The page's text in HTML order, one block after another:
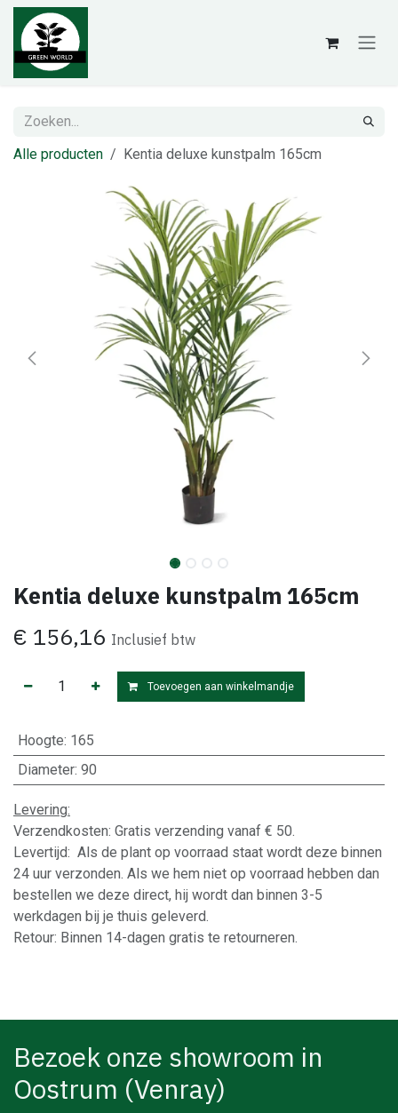
Overslaan naar inhoud
Alle producten Kentia deluxe kunstpalm 165cm
Kentia deluxe kunstpalm 165cm
€ 156,16 Inclusief btw
Toevoegen aan winkelmandje
Hoogte: 165
Diameter: 90
Levering:
Verzendkosten: Gratis verzending vanaf € 50.
Levertijd: Als de plant op voorraad staat wordt deze binnen
24 uur verzonden. Als we hem niet op voorraad hebben dan
bestellen we deze direct, hij wordt dan binnen 3-5
werkdagen bij je thuis geleverd.
Retour: Binnen 14-dagen gratis te retourneren.
Bezoek onze showroom in
Oostrum (Venray)